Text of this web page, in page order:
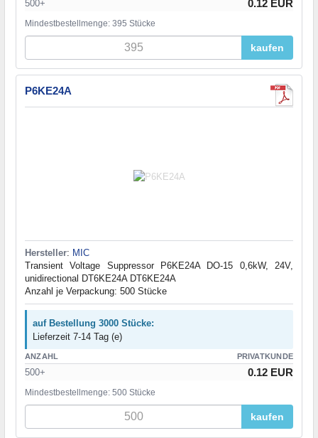
500+ 0.12 EUR
Mindestbestellmenge: 395 Stücke
kaufen
P6KE24A
Hersteller: MIC
Transient Voltage Suppressor P6KE24A DO-15 0,6kW, 24V,
unidirectional DT6KE24A DT6KE24A
Anzahl je Verpackung: 500 Stücke
auf Bestellung 3000 Stücke:
Lieferzeit 7-14 Tag (e)
ANZAHL PRIVATKUNDE
500+ 0.12 EUR
Mindestbestellmenge: 500 Stücke
kaufen